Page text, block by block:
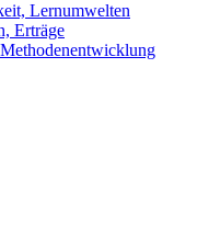
Lernumwelten
Erträge